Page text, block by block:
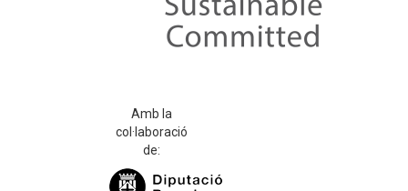
Amb la
col·laboració
de: